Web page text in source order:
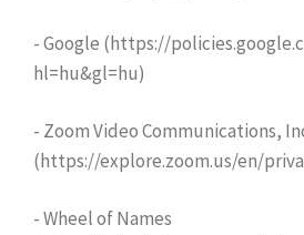
- Google (https://
hl=hu&gl=hu)
- Zoom Video Communications,
(https://explore.zoom.us/en/
- Wheel of Names